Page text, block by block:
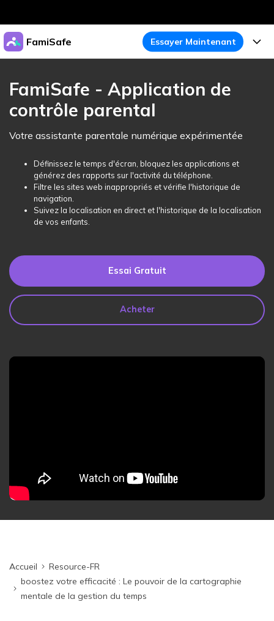
Produits phares
Utilité
Aperçu
Solutions
Actualités
Boutique
Support
FamiSafe Essayer Maintenant
FamiSafe
Protégez la Vie Numérique de Vos Enfants
Essai Gratuit
FamiSafe pour Écoles
Essai Gratuit
Fonctionnalités
Activité de l'Appareil
Service de Localisation
Blog
Traceur de Localisation
Temps d'Écran
Blocage d'Apps
Lire Plus>
Ressources
Thèmes Phares
Guide FamiSafe
Tarifs
FamiSafe - Application de
contrôle parental
Votre assistante parentale numérique expérimentée
Définissez le temps d'écran, bloquez les applications et
générez des rapports sur l'activité du téléphone.
Filtre les sites web inappropriés et vérifie l'historique de
navigation.
Suivez la localisation en direct et l'historique de la localisation
de vos enfants.
Essai Gratuit
Acheter
Accueil
Resource-FR
boostez votre efficacité : Le pouvoir de la cartographie
mentale de la gestion du temps